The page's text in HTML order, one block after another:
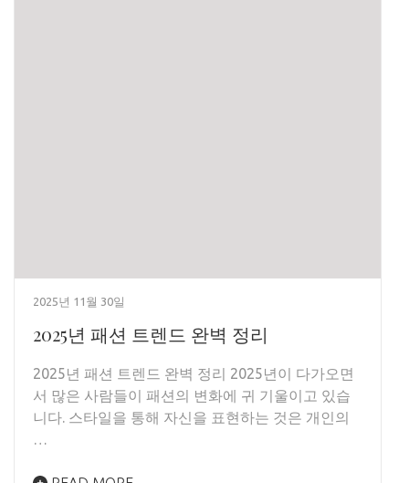
2025년 11월 30일
2025년 패션 트렌드 완벽 정리
2025년 패션 트렌드 완벽 정리 2025년이 다가오면
서 많은 사람들이 패션의 변화에 귀 기울이고 있습
니다. 스타일을 통해 자신을 표현하는 것은 개인의
…